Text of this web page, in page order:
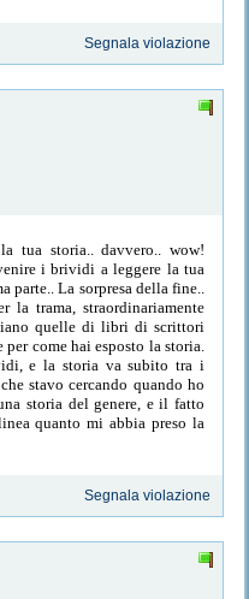
Segnala violazione
tua storia.. davvero.. wow!
i brividi a leggere la tua
La sorpresa della fine..
la trama, straordinariamente
quelle di libri di scrittori
come hai esposto la storia.
e la storia va subito tra i
stavo cercando quando ho
storia del genere, e il fatto
quanto mi abbia preso la
Segnala violazione